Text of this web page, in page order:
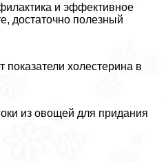
и эффективное
достаточно полезный
холестерина в
из овощей для придания